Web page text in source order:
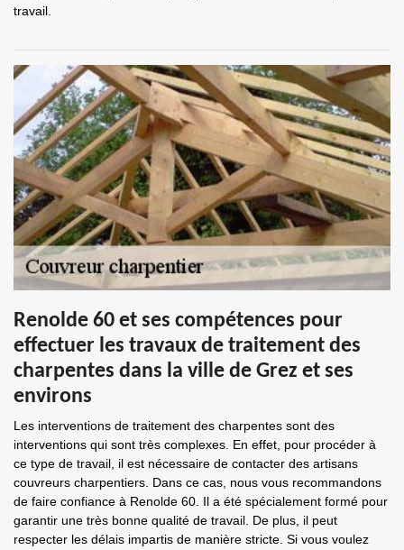
travail.
Renolde 60 et ses compétences pour
effectuer les travaux de traitement des
charpentes dans la ville de Grez et ses
environs
Les interventions de traitement des charpentes sont des
interventions qui sont très complexes. En effet, pour procéder à
ce type de travail, il est nécessaire de contacter des artisans
couvreurs charpentiers. Dans ce cas, nous vous recommandons
de faire confiance à Renolde 60. Il a été spécialement formé pour
garantir une très bonne qualité de travail. De plus, il peut
respecter les délais impartis de manière stricte. Si vous voulez